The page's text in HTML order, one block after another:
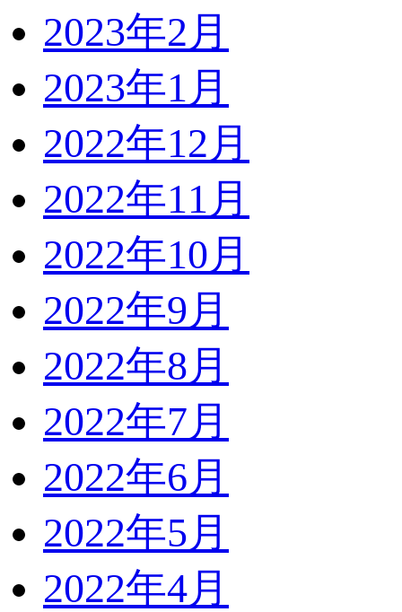
2023年2月
2023年1月
2022年12月
2022年11月
2022年10月
2022年9月
2022年8月
2022年7月
2022年6月
2022年5月
2022年4月